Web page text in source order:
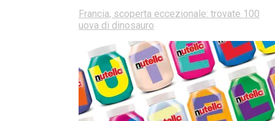
Francia, scoperta eccezionale: trovate 100
uova di dinosauro